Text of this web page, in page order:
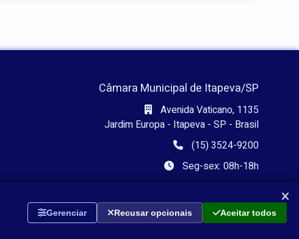
Câmara Municipal de Itapeva/SP
Avenida Vaticano, 1135
Jardim Europa - Itapeva - SP - Brasil
(15) 3524-9200
Seg-sex: 08h-18h
Gerenciar Recusar opcionais Aceitar todos